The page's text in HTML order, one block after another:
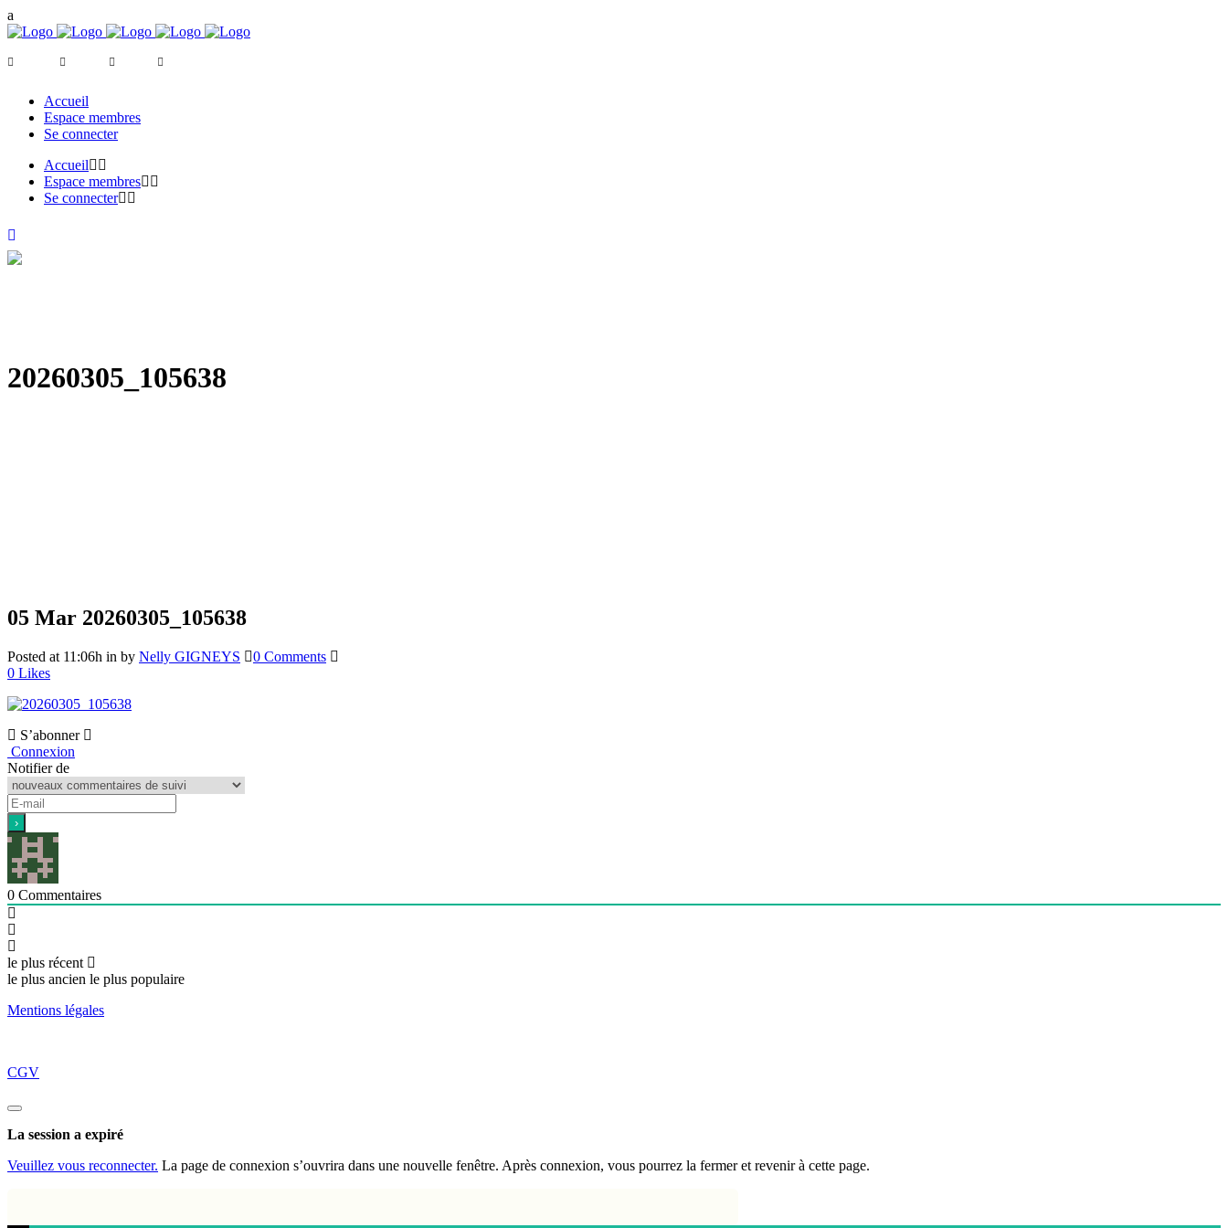
Accueil
Espace membres
Se connecter
Accueil
Espace membres
Se connecter
20260305_105638
05 Mar 20260305_105638
Posted at 11:06h in by Nelly GIGNEYS
0 Comments
0 Likes
S’abonner
Connexion
Notifier de
0 Commentaires
le plus récent
le plus ancien le plus populaire
Mentions légales
CGV
Fermez
boite
dialogue
La session a expiré
Veuillez vous reconnecter. La page de connexion s’ouvrira dans une nouvelle fenêtre. Après connexion, vous pourrez la fermer et revenir à cette page.